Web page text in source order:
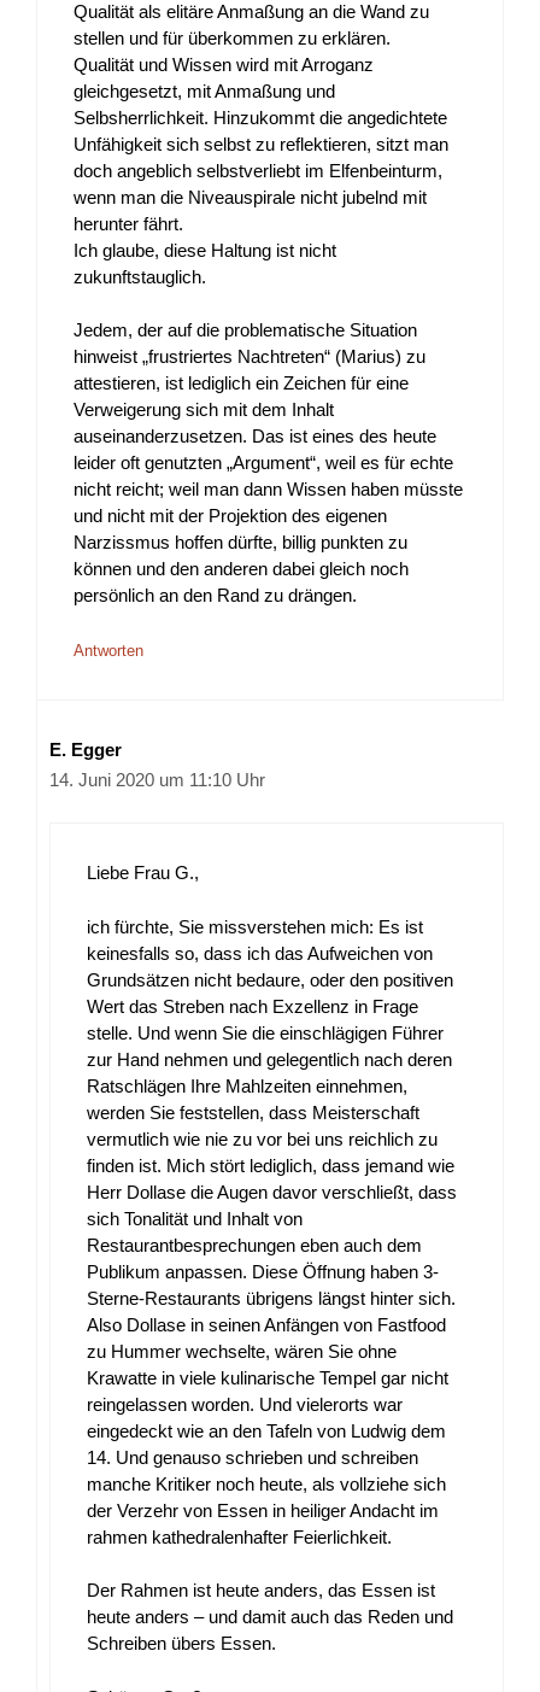
Qualität als elitäre Anmaßung an die Wand zu
stellen und für überkommen zu erklären.
Qualität und Wissen wird mit Arroganz
gleichgesetzt, mit Anmaßung und
Selbsherrlichkeit. Hinzukommt die angedichtete
Unfähigkeit sich selbst zu reflektieren, sitzt man
doch angeblich selbstverliebt im Elfenbeinturm,
wenn man die Niveauspirale nicht jubelnd mit
herunter fährt.
Ich glaube, diese Haltung ist nicht
zukunftstauglich.
Jedem, der auf die problematische Situation
hinweist „frustriertes Nachtreten“ (Marius) zu
attestieren, ist lediglich ein Zeichen für eine
Verweigerung sich mit dem Inhalt
auseinanderzusetzen. Das ist eines des heute
leider oft genutzten „Argument“, weil es für echte
nicht reicht; weil man dann Wissen haben müsste
und nicht mit der Projektion des eigenen
Narzissmus hoffen dürfte, billig punkten zu
können und den anderen dabei gleich noch
persönlich an den Rand zu drängen.
Antworten
E. Egger
14. Juni 2020 um 11:10 Uhr
Liebe Frau G.,
ich fürchte, Sie missverstehen mich: Es ist
keinesfalls so, dass ich das Aufweichen von
Grundsätzen nicht bedaure, oder den positiven
Wert das Streben nach Exzellenz in Frage
stelle. Und wenn Sie die einschlägigen Führer
zur Hand nehmen und gelegentlich nach deren
Ratschlägen Ihre Mahlzeiten einnehmen,
werden Sie feststellen, dass Meisterschaft
vermutlich wie nie zu vor bei uns reichlich zu
finden ist. Mich stört lediglich, dass jemand wie
Herr Dollase die Augen davor verschließt, dass
sich Tonalität und Inhalt von
Restaurantbesprechungen eben auch dem
Publikum anpassen. Diese Öffnung haben 3-
Sterne-Restaurants übrigens längst hinter sich.
Also Dollase in seinen Anfängen von Fastfood
zu Hummer wechselte, wären Sie ohne
Krawatte in viele kulinarische Tempel gar nicht
reingelassen worden. Und vielerorts war
eingedeckt wie an den Tafeln von Ludwig dem
14. Und genauso schrieben und schreiben
manche Kritiker noch heute, als vollziehe sich
der Verzehr von Essen in heiliger Andacht im
rahmen kathedralenhafter Feierlichkeit.
Der Rahmen ist heute anders, das Essen ist
heute anders – und damit auch das Reden und
Schreiben übers Essen.